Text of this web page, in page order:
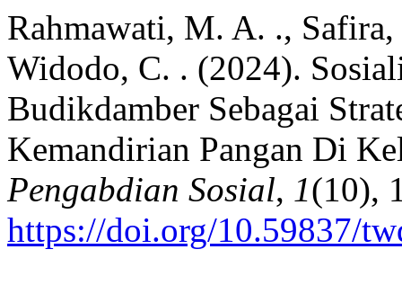
Rahmawati, M. A. .,
Widodo, C. . (2024).
Budikdamber Sebagai
Kemandirian Pangan Di
Pengabdian Sosial, 1(10),
https://doi.org/10.59837/